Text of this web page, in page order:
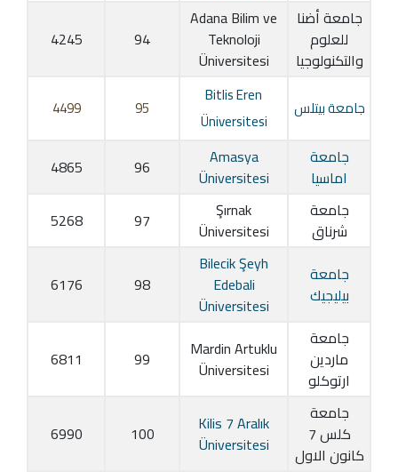
جامعة أضنا
للعلوم
والتكنولوجيا
Adana Bilim ve
Teknoloji
Üniversitesi
94
4245
جامعة بيتلس
Bitlis Eren
Üniversitesi
95
4499
جامعة
اماسيا
Amasya
Üniversitesi
96
4865
جامعة
شرناق
Şırnak
Üniversitesi
97
5268
جامعة
بيليجيك
Bilecik Şeyh
Edebali
Üniversitesi
98
6176
جامعة
ماردين
ارتوكلو
Mardin Artuklu
Üniversitesi
99
6811
جامعة
كلس 7
كانون الاول
Kilis 7 Aralık
Üniversitesi
100
6990